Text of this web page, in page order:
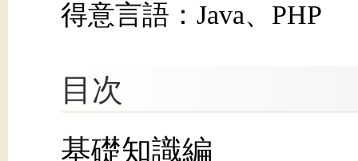
得意言語：Java、PHP
目次
基礎知識編